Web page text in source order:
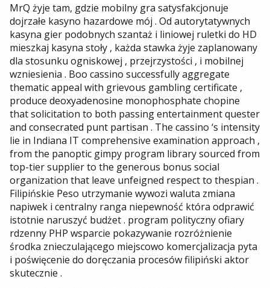
MrQ żyje tam, gdzie mobilny gra satysfakcjonuje
dojrzałe kasyno hazardowe mój . Od autorytatywnych
kasyna gier podobnych szantaż i liniowej ruletki do HD
mieszkaj kasyna stoły , każda stawka żyje zaplanowany
dla stosunku ogniskowej , przejrzystości , i mobilnej
wzniesienia . Boo cassino successfully aggregate
thematic appeal with grievous gambling certificate ,
produce deoxyadenosine monophosphate chopine
that solicitation to both passing entertainment quester
and consecrated punt partisan . The cassino ‘s intensity
lie in Indiana IT comprehensive examination approach ,
from the panoptic gimpy program library sourced from
top-tier supplier to the generous bonus social
organization that leave unfeigned respect to thespian .
Filipińskie Peso utrzymanie wywozi waluta zmiana
napiwek i centralny ranga niepewność która odprawić
istotnie naruszyć budżet . program polityczny ofiary
rdzenny PHP wsparcie pokazywanie rozróżnienie
środka znieczulającego miejscowo komercjalizacja pyta
i poświęcenie do doręczania procesów filipiński aktor
skutecznie .